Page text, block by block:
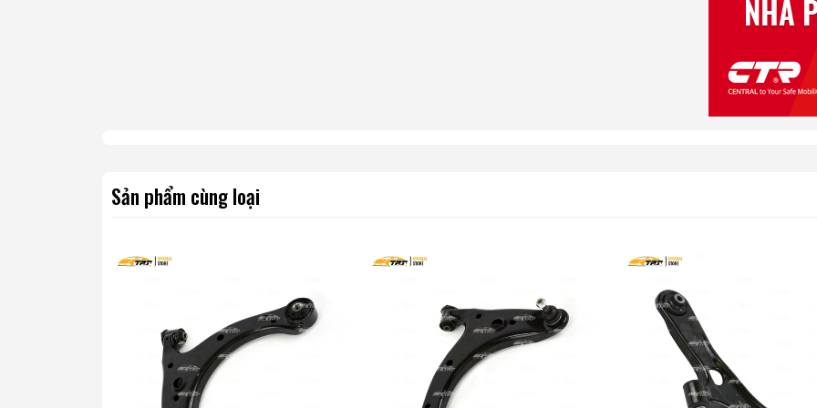
Sản phẩm được chúng tôi cung cấp mang thương hiệu MITSUBOSHI. Được sản xuất trên dây chuyền ,
Nhà máy của MITSUBOSHI được đặt tại các Quốc Gia có nền công nghệ kỹ thuật phát triển mạnh mẽ
Phụ tùng ô tô TPT rất tự hào được mang đến cho quý khách hàng các dòng sản phẩm dây đai của
MITSUBOSHI . Chúng tôi phân phối trực tiếp, không qua trung gian nên tiết kiệm được tối đa chi phí vận hành
nhằm mang lại cho quý khách hàng một mức giá ổn định và mang tính cạnh tranh rất cao trên thị trường hiện
Sản phẩm cùng loại